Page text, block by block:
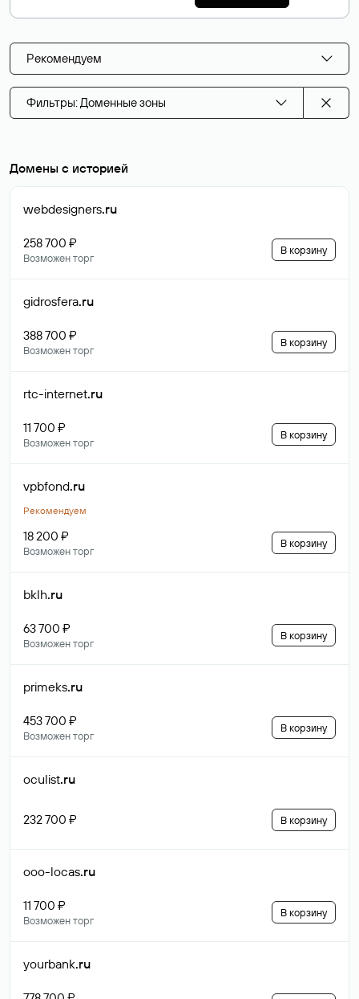
Рекомендуем
Фильтры: Доменные зоны
Домены с историей
webdesigners.ru
258 700 ₽
Возможен торг
В корзину
gidrosfera.ru
388 700 ₽
Возможен торг
В корзину
rtc-internet.ru
11 700 ₽
Возможен торг
В корзину
vpbfond.ru
Рекомендуем
18 200 ₽
Возможен торг
В корзину
bklh.ru
63 700 ₽
Возможен торг
В корзину
primeks.ru
453 700 ₽
Возможен торг
В корзину
oculist.ru
232 700 ₽ В корзину
ooo-locas.ru
11 700 ₽
Возможен торг
В корзину
yourbank.ru